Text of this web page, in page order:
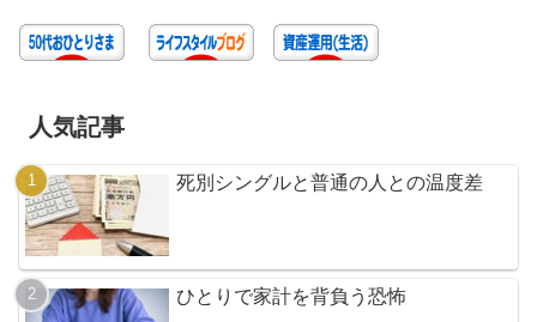
人気記事
死別シングルと普通の人との温度差
ひとりで家計を背負う恐怖